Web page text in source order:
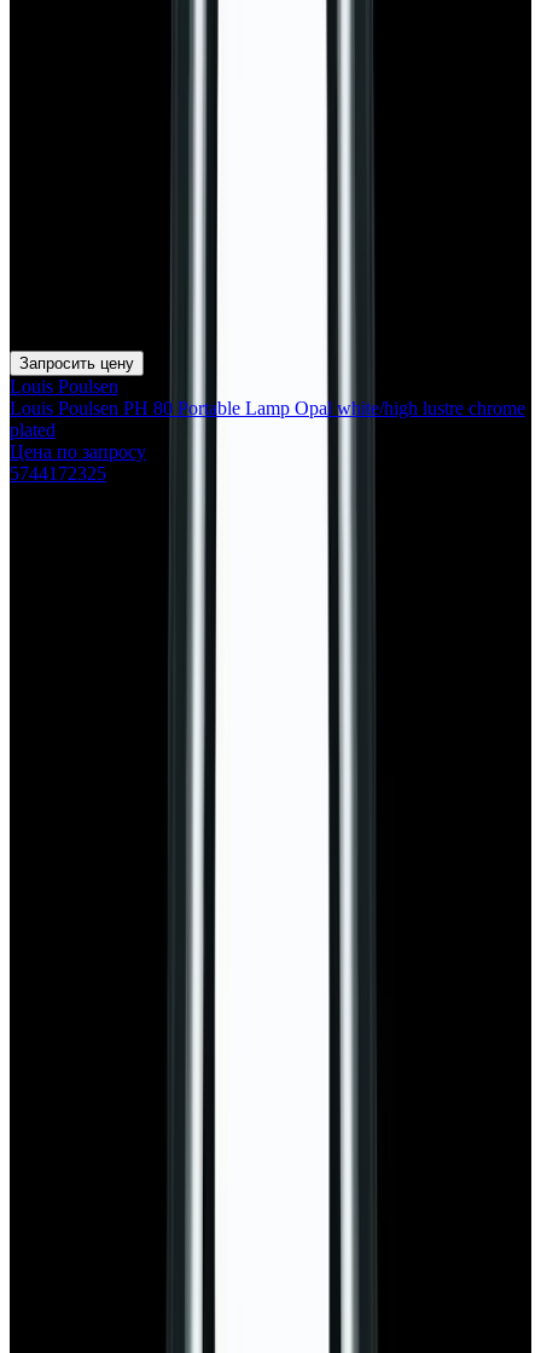
Запросить цену
Louis Poulsen
Louis Poulsen PH 80 Portable Lamp Opal white/high lustre chrome
plated
Цена по запросу
5744172325